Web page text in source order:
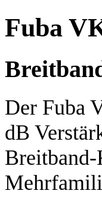
Fuba
Der Fuba
dB